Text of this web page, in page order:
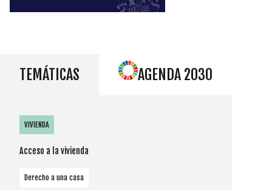
TEMÁTICAS AGENDA 2030
VIVIENDA
Acceso a la vivienda
Derecho a una casa